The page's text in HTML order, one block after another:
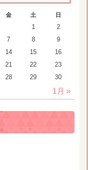
金 土 日
1月 »
1
2
7 8
9
14 15
16
21 22
23
28 29 30